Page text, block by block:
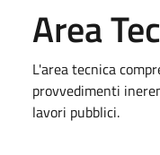
Area
L'area tecnica
provvedimenti
lavori pubblici.